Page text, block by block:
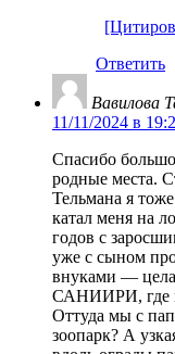
Ответить
Вавилова
11/11/2024 в
Спасибо
родные места.
Тельмана я
катал меня на
годов с
уже с сыном
внуками —
САНИИРИ, где
Оттуда мы с
зоопарк? А